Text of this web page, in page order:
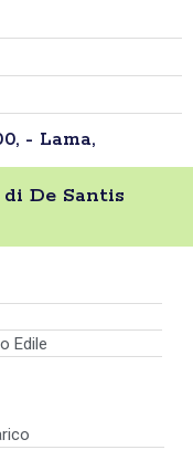
- Lama,
De Santis
Edile